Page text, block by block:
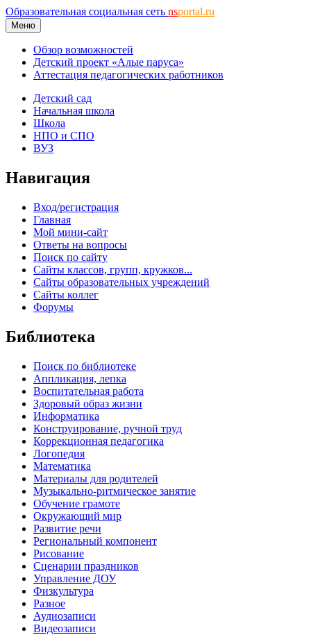
Образовательная социальная сеть nsportal.ru
Меню
Обзор возможностей
Детский проект «Алые паруса»
Аттестация педагогических работников
Детский сад
Начальная школа
Школа
НПО и СПО
ВУЗ
Навигация
Вход/регистрация
Главная
Мой мини-сайт
Ответы на вопросы
Поиск по сайту
Сайты классов, групп, кружков...
Сайты образовательных учреждений
Сайты коллег
Форумы
Библиотека
Поиск по библиотеке
Аппликация, лепка
Воспитательная работа
Здоровый образ жизни
Информатика
Конструирование, ручной труд
Коррекционная педагогика
Логопедия
Математика
Материалы для родителей
Музыкально-ритмическое занятие
Обучение грамоте
Окружающий мир
Развитие речи
Региональный компонент
Рисование
Сценарии праздников
Управление ДОУ
Физкультура
Разное
Аудиозаписи
Видеозаписи